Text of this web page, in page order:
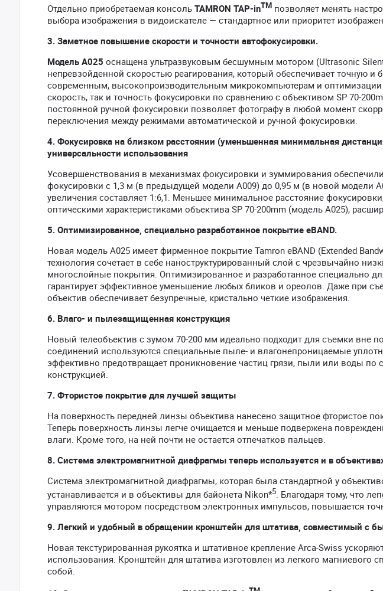
Отдельно приобретаемая консоль TAMRON TAP-inTM позволяет менять
выбора изображения в видоискателе — стандартное или приоритет
3. Заметное повышение скорости и точности автофокусировки.
Модель A025 оснащена ультразвуковым бесшумным мотором (Ultrasonic Silent
непревзойденной скоростью реагирования, который обеспечивает точную и
современным, высокопроизводительным микрокомпьютерам и оптимизации
скорость, так и точность фокусировки по сравнению с объективом SP 70-
постоянной ручной фокусировки позволяет фотографу в любой момент
переключения между режимами автоматической и ручной фокусировки.
4. Фокусировка на близком расстоянии (уменьшенная минимальная
универсальности использования
Усовершенствования в механизмах фокусировки и зуммирования
фокусировки с 1,3 м (в предыдущей модели A009) до 0,95 м (в новой модели
увеличения составляет 1:6,1. Меньшее минимальное расстояние
оптическими характеристиками объектива SP 70-200mm (модель A025),
5. Оптимизированное, специально разработанное покрытие eBAND.
Новая модель A025 имеет фирменное покрытие Tamron eBAND (Extended
технология сочетает в себе наноструктурированный слой с чрезвычайно
многослойные покрытия. Оптимизированное и разработанное специально
гарантирует эффективное уменьшение любых бликов и ореолов. Даже при
объектив обеспечивает безупречные, кристально четкие изображения.
6. Влаго- и пылезащищенная конструкция
Новый телеобъектив с зумом 70-200 мм идеально подходит для съемки вне
соединений используются специальные пыле- и влагонепроницаемые
эффективно предотвращает проникновение частиц грязи, пыли или воды по
конструкцией.
7. Фтористое покрытие для лучшей защиты
На поверхность передней линзы объектива нанесено защитное фтористое
Теперь поверхность линзы легче очищается и меньше подвержена
влаги. Кроме того, на ней почти не остается отпечатков пальцев.
8. Система электромагнитной диафрагмы теперь используется и в
Система электромагнитной диафрагмы, которая была стандартной у
устанавливается и в объективы для байонета Nikon*5. Благодаря тому, что
управляются мотором посредством электронных импульсов, повышается
9. Легкий и удобный в обращении кронштейн для штатива, совместимый с
Новая текстурированная рукоятка и штативное крепление Arca-Swiss
использования. Кронштейн для штатива изготовлен из легкого магниевого
собой.